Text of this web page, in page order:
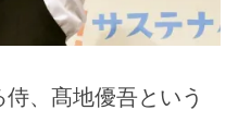
、髙地優吾という